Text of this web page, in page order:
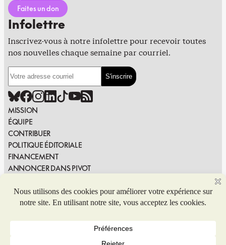
Faites un don
Infolettre
Inscrivez-vous à notre infolettre pour recevoir toutes
nos nouvelles chaque semaine par courriel.
MISSION
ÉQUIPE
CONTRIBUER
POLITIQUE ÉDITORIALE
FINANCEMENT
ANNONCER DANS PIVOT
SIGNALER UNE ERREUR
NOUS JOINDRE